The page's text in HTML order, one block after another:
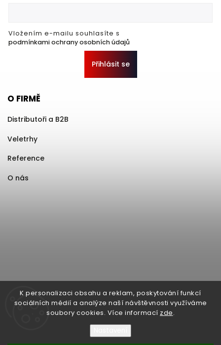
K personalizaci obsahu a reklam, poskytování funkcí
sociálních médií a analýze naší návštěvnosti využíváme
soubory cookies. Více informací zde.
Vložením e-mailu souhlasíte s
podmínkami ochrany osobních údajů
Přihlásit se
O FIRMĚ
Distributoři a B2B
Veletrhy
Reference
O nás